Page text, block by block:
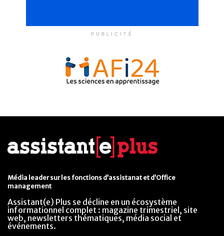
PUBLICITÉ
Média leader sur les fonctions d’assistanat et d’Office
management
Assistant(e) Plus se décline en un écosystème
informationnel complet : magazine trimestriel, site
web, newsletters thématiques, média social et
événements.